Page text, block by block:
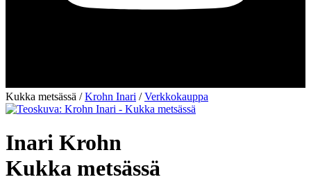
Kukka metsässä /Krohn Inari /Verkkokauppa
Inari Krohn
Kukka metsässä